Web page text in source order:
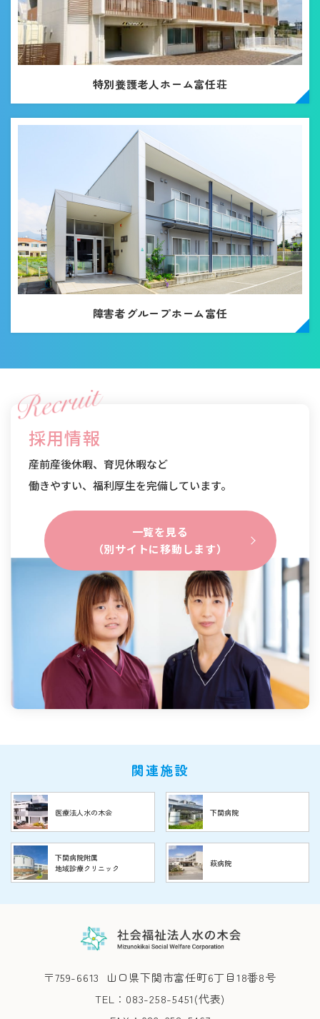
特別養護老人ホーム富任荘
障害者グループホーム富任
採用情報
産前産後休暇、育児休暇など
働きやすい、福利厚生を完備しています。
一覧を見る
（別サイトに移動します）
関連施設
医療法人水の木会 下関病院
下関病院附属
地域診療クリニック
萩病院
〒759-6613
山口県下関市富任町6丁目18番8号
TEL：083-258-5451(代表)